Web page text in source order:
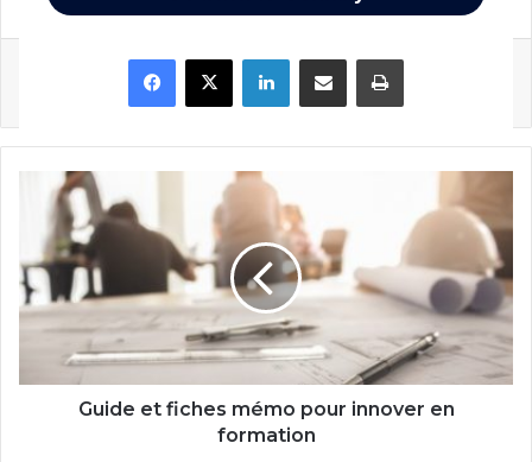
Facebook
X LinkedinPartager par email Imprimer
Guide
fiches
mémo
pour
innover
formation
Guide et fiches mémo pour innover en
formation